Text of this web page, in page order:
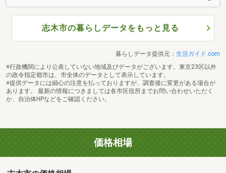
志木市の暮らしデータをもっと見る
暮らしデータ提供元： 生活ガイド.com
※行政機関により公表していない地域及びデータがございます。東京23区以外
の政令指定都市は、市全体のデータとして表示しています。
※提供データには細心の注意を払っておりますが、調査後に変更がある場合が
あります。 最新の情報につきましては各市区役所までお問い合わせいただく
か、自治体HPなどをご確認ください。
価格相場